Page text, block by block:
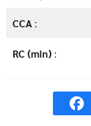
CCA :
RC (min) :